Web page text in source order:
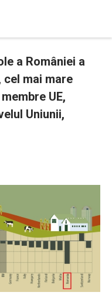
a României a
cel mai mare
UE,
Uniunii,